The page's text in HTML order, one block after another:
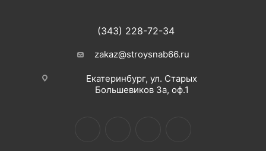
(343) 228-72-34
zakaz@stroysnab66.ru
Екатеринбург, ул. Старых
Большевиков 3а, оф.1